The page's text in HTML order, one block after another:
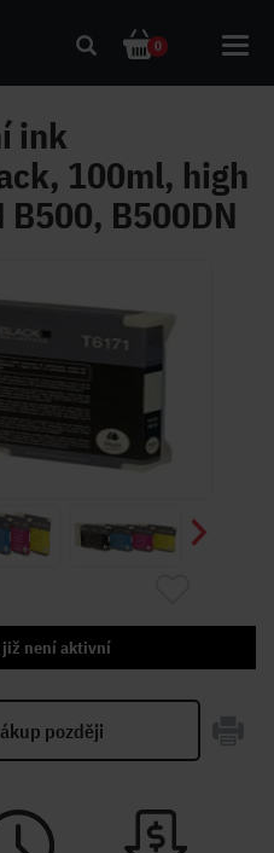
0
ink
100ml, high
B500, B500DN
již není aktivní
později